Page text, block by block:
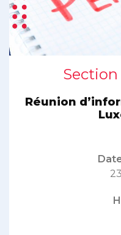
Section
Réunion